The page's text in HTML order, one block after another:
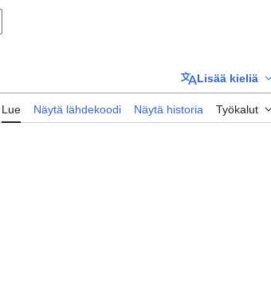
Lisää kieliä
Lue Näytä lähdekoodi Näytä historia Työkalut